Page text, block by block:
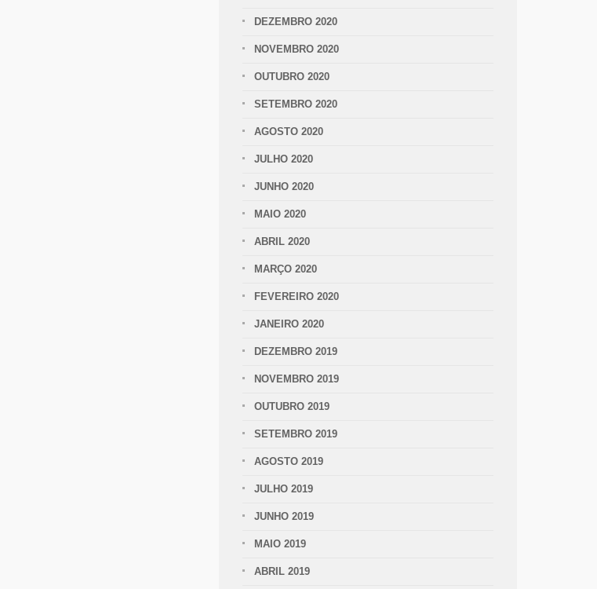
DEZEMBRO 2020
NOVEMBRO 2020
OUTUBRO 2020
SETEMBRO 2020
AGOSTO 2020
JULHO 2020
JUNHO 2020
MAIO 2020
ABRIL 2020
MARÇO 2020
FEVEREIRO 2020
JANEIRO 2020
DEZEMBRO 2019
NOVEMBRO 2019
OUTUBRO 2019
SETEMBRO 2019
AGOSTO 2019
JULHO 2019
JUNHO 2019
MAIO 2019
ABRIL 2019